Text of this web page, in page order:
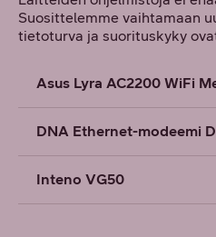
Suosittelemme vaihtamaan
tietoturva ja suorituskyky
Asus Lyra AC2200 WiFi
DNA Ethernet-modeemi
Inteno VG50